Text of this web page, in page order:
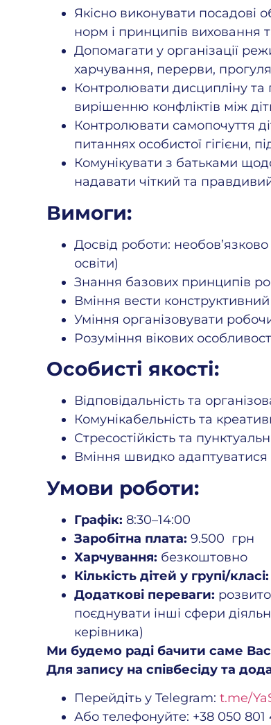
Якісно виконувати посадові
норм і принципів виховання
Допомагати у організації
харчування, перерви,
Контролювати дисципліну та
вирішенню конфліктів між
Контролювати самопочуття
питаннях особистої гігієни,
Комунікувати з батьками
надавати чіткий та
Вимоги:
Досвід роботи:
освіти)
Знання базових принципів
Вміння вести
Уміння організовувати
Розуміння вікових
Особисті якості:
Відповідальність та
Комунікабельність та
Стресостійкість та
Вміння швидко адаптуватися
Умови роботи:
Графік: 8:30–14:00
Заробітна плата: 9.500 грн
Харчування: безкоштовно
Кількість дітей у групі/класі:
Додаткові переваги:
поєднувати інші сфери
керівника)
Ми будемо раді бачити саме
Для запису на співбесіду та
Перейдіть у Telegram: t.me/
Або телефонуйте: +38 050 801